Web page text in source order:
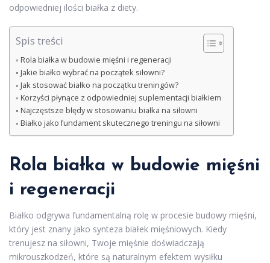
odpowiedniej ilości białka z diety.
Spis treści
Rola białka w budowie mięśni i regeneracji
Jakie białko wybrać na początek siłowni?
Jak stosować białko na początku treningów?
Korzyści płynące z odpowiedniej suplementacji białkiem
Najczęstsze błędy w stosowaniu białka na siłowni
Białko jako fundament skutecznego treningu na siłowni
Rola białka w budowie mięśni
i regeneracji
Białko odgrywa fundamentalną rolę w procesie budowy mięśni,
który jest znany jako synteza białek mięśniowych. Kiedy
trenujesz na siłowni, Twoje mięśnie doświadczają
mikrouszkodzeń, które są naturalnym efektem wysiłku